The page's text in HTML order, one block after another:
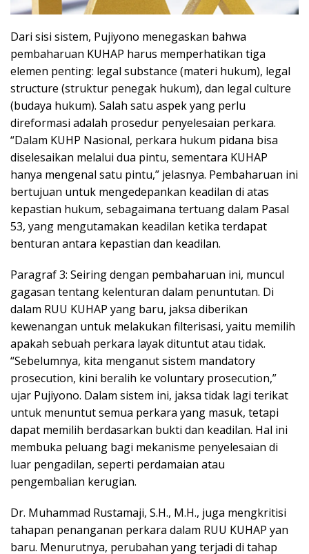
Dari sisi sistem, Pujiyono menegaskan bahwa
pembaharuan KUHAP harus memperhatikan tiga
elemen penting: legal substance (materi hukum), legal
structure (struktur penegak hukum), dan legal culture
(budaya hukum). Salah satu aspek yang perlu
direformasi adalah prosedur penyelesaian perkara.
“Dalam KUHP Nasional, perkara hukum pidana bisa
diselesaikan melalui dua pintu, sementara KUHAP
hanya mengenal satu pintu,” jelasnya. Pembaharuan ini
bertujuan untuk mengedepankan keadilan di atas
kepastian hukum, sebagaimana tertuang dalam Pasal
53, yang mengutamakan keadilan ketika terdapat
benturan antara kepastian dan keadilan.
Paragraf 3: Seiring dengan pembaharuan ini, muncul
gagasan tentang kelenturan dalam penuntutan. Di
dalam RUU KUHAP yang baru, jaksa diberikan
kewenangan untuk melakukan filterisasi, yaitu memilih
apakah sebuah perkara layak dituntut atau tidak.
“Sebelumnya, kita menganut sistem mandatory
prosecution, kini beralih ke voluntary prosecution,”
ujar Pujiyono. Dalam sistem ini, jaksa tidak lagi terikat
untuk menuntut semua perkara yang masuk, tetapi
dapat memilih berdasarkan bukti dan keadilan. Hal ini
membuka peluang bagi mekanisme penyelesaian di
luar pengadilan, seperti perdamaian atau
pengembalian kerugian.
Dr. Muhammad Rustamaji, S.H., M.H., juga mengkritisi
tahapan penanganan perkara dalam RUU KUHAP yan
baru. Menurutnya, perubahan yang terjadi di tahap